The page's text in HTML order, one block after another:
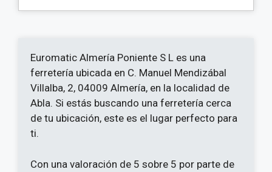
Euromatic Almería Poniente S L es una
ferretería ubicada en C. Manuel Mendizábal
Villalba, 2, 04009 Almería, en la localidad de
Abla. Si estás buscando una ferretería cerca
de tu ubicación, este es el lugar perfecto para
ti.
Con una valoración de 5 sobre 5 por parte de